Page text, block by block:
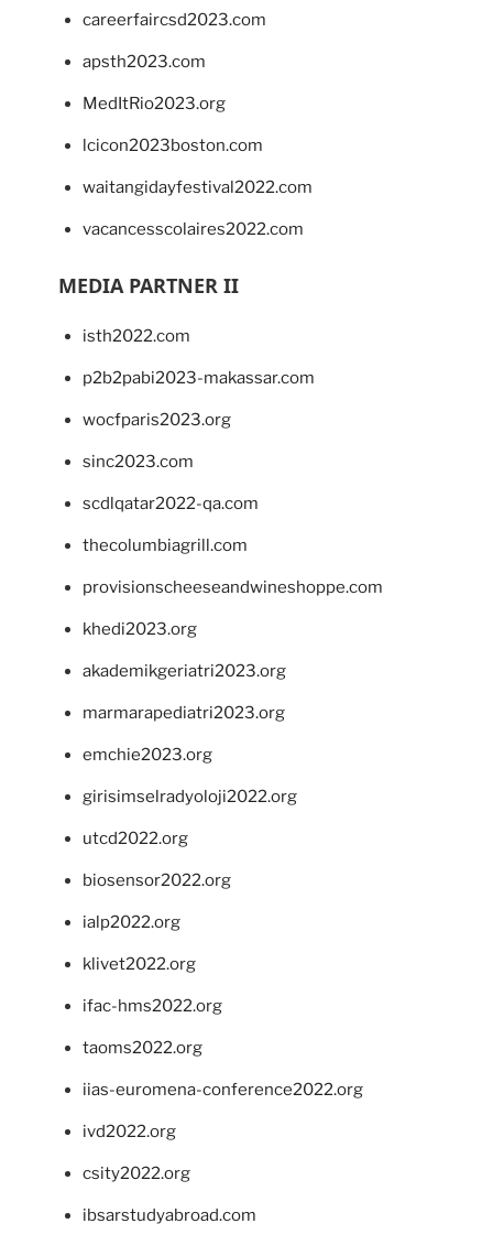
careerfaircsd2023.com
apsth2023.com
MedItRio2023.org
lcicon2023boston.com
waitangidayfestival2022.com
vacancesscolaires2022.com
MEDIA PARTNER II
isth2022.com
p2b2pabi2023-makassar.com
wocfparis2023.org
sinc2023.com
scdlqatar2022-qa.com
thecolumbiagrill.com
provisionscheeseandwineshoppe.com
khedi2023.org
akademikgeriatri2023.org
marmarapediatri2023.org
emchie2023.org
girisimselradyoloji2022.org
utcd2022.org
biosensor2022.org
ialp2022.org
klivet2022.org
ifac-hms2022.org
taoms2022.org
iias-euromena-conference2022.org
ivd2022.org
csity2022.org
ibsarstudyabroad.com